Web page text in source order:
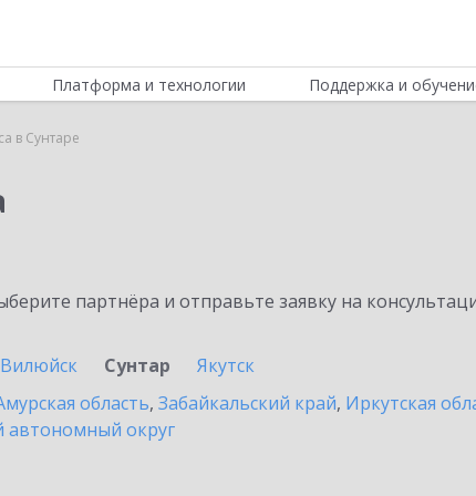
Платформа и технологии Поддержка и
в Сунтаре
партнёра и отправьте заявку на
Вилюйск Сунтар
Якутск
область, Забайкальский край, Иркутская
автономный округ